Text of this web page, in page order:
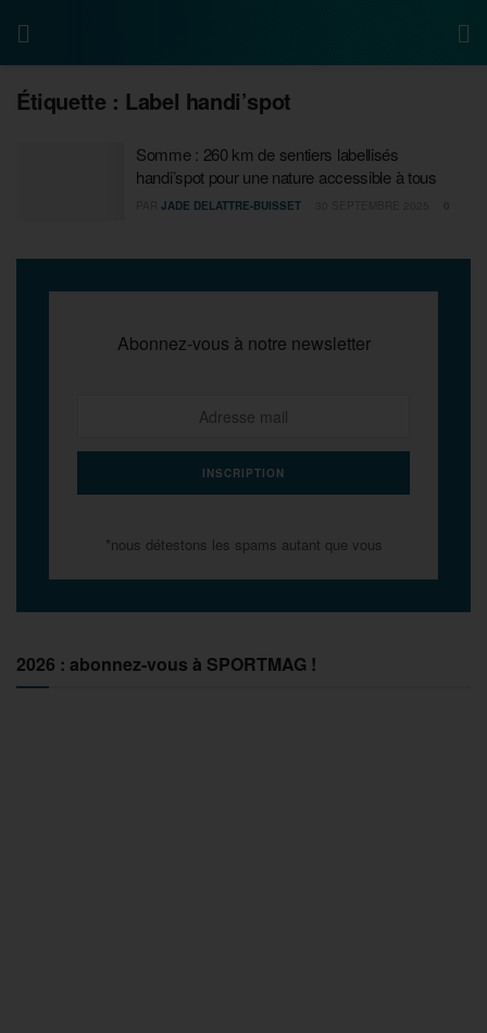
Étiquette : Label handi’spot
Somme : 260 km de sentiers labellisés
handi’spot pour une nature accessible à tous
JADE DELATTRE-BUISSET
Abonnez-vous à notre newsletter
*nous détestons les spams autant que vous
2026 : abonnez-vous à SPORTMAG !